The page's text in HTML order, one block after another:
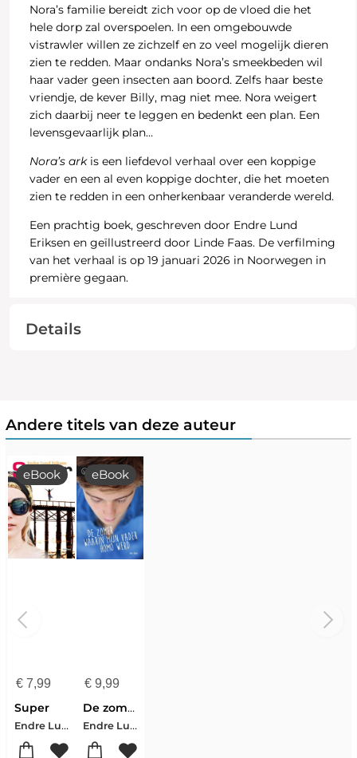
Nora’s familie bereidt zich voor op de vloed die het
hele dorp zal overspoelen. In een omgebouwde
vistrawler willen ze zichzelf en zo veel mogelijk dieren
zien te redden. Maar ondanks Nora’s smeekbeden wil
haar vader geen insecten aan boord. Zelfs haar beste
vriendje, de kever Billy, mag niet mee. Nora weigert
zich daarbij neer te leggen en bedenkt een plan. Een
levensgevaarlijk plan…
Nora’s arkis een liefdevol verhaal over een koppige
vader en een al even koppige dochter, die het moeten
zien te redden in een onherkenbaar veranderde wereld.
Een prachtig boek, geschreven door Endre Lund
Eriksen en geïllustreerd door Linde Faas. De verfilming
van het verhaal is op 19 januari 2026 in Noorwegen in
première gegaan.
Details
Andere titels van deze auteur
€7,99
eBook
Super
Endre Lund Eriksen
€9,99
eBook
De zomer waarin mijn vader homo werd
Endre Lund Eriksen